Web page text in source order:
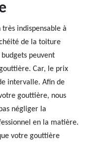
indispensable à
de la toiture
peuvent
Car, le prix
intervalle. Afin de
gouttière, nous
négliger la
en la matière.
votre gouttière